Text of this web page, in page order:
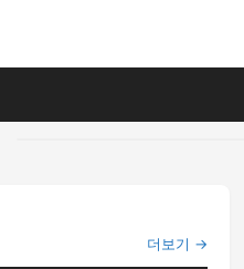
더보기 →